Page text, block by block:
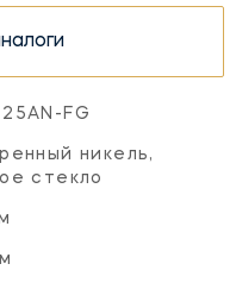
FG
никель,
стекло